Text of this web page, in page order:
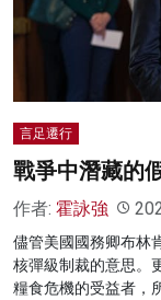
言足遷行
戰爭中潛藏的
作者: 霍詠強
儘管美國國務卿布林
核彈級制裁的意思。
糧食危機的受益者，